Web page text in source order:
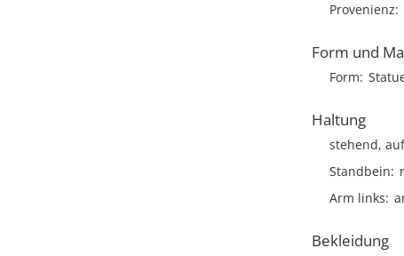
Provenienz
Form und
Form
Haltung
stehend,
Standbein
Arm links
Bekleidung